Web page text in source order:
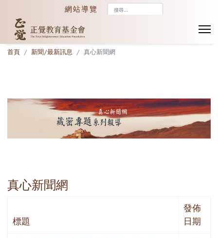
網站導覽
首頁 新聞/最新訊息 真心新聞網
真心新聞網
標題
發佈
日期